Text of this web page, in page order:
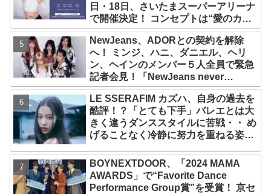
日・18日、さいたまスーパーアリーナ
で開催決定！ コンセプトは“愛のカケ
ラ”！？ 14日には新アルバム
『AMORTAGE』もリリース
NewJeans、ADORとの契約を解除
へ！ ミンジ、ハニ、ダニエル、ヘリ
ン、ヘインのメンバー５人全員で緊急
記者会見！「NewJeans never
dies!」と微笑みの宣言！ ADOR側、
2029年まで契約有効と主張
LE SSERAFIM カズハ、自身の過去を
酷評！？「とても下手」バレエとは大
きく違うダンススタイルに苦戦・・ め
げることなく冷静に努力を重ねる姿に
BOYNEXTDOOR、「2024 MAMA
AWARDS」で“Favorite Dance
Performance Group賞”を受賞！ 京セ